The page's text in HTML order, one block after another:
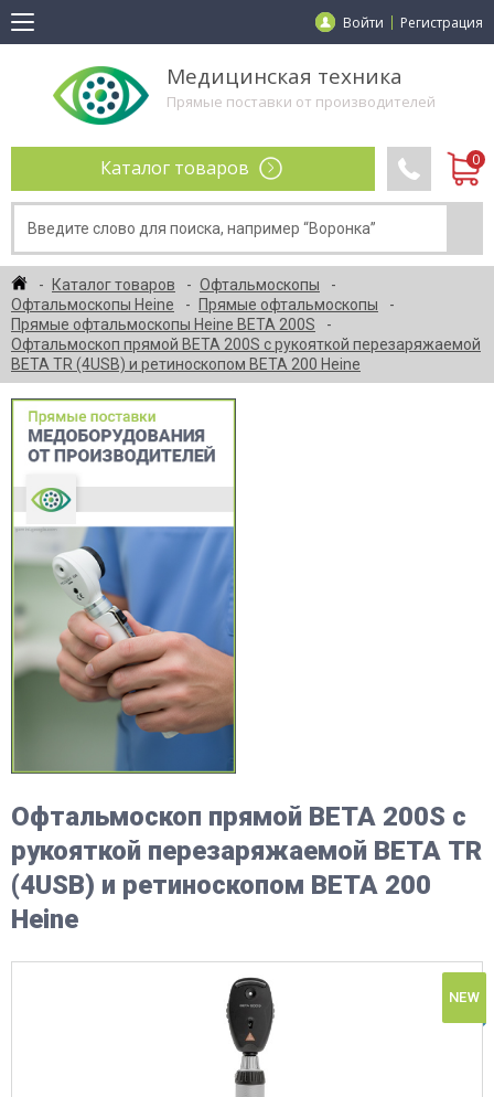
Войти Регистрация
Медицинская техника
Прямые поставки от производителей
Каталог товаров
Каталог товаров
Офтальмоскопы
Офтальмоскопы Heine
Прямые офтальмоскопы
Прямые офтальмоскопы Heine BETA 200S
Офтальмоскоп прямой BETA 200S с рукояткой перезаряжаемой
BETA ТR (4USB) и ретиноскопом ВЕТА 200 Heine
Офтальмоскоп прямой BETA 200S с
рукояткой перезаряжаемой BETA ТR
(4USB) и ретиноскопом ВЕТА 200
Heine
NEW